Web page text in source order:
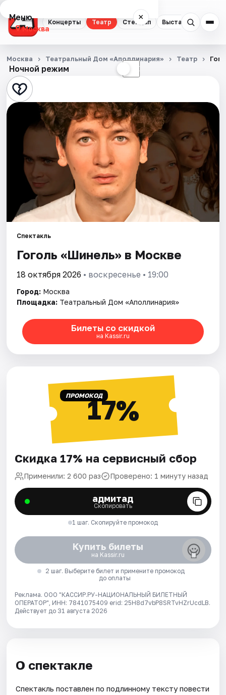
Концерты Театр Стендап Выставки
Меню ×
Москва
Концерты
Театр
Стендап
Выставки
Экскурсии
Спорт
События
Города
Площадки
Артисты
Рейтинги
Ночной режим ☾
Москва Театральный Дом «Аполлинария» Театр
Спектакль
Гоголь «Шинель» в Москве
18 октября 2026 • воскресенье • 19:00
Город: Москва
Площадка: Театральный Дом «Аполлинария»
Билеты со скидкой
на Kassir.ru
ПРОМОКОД17%
Скидка 17% на сервисный сбор
Применили: 2 600 раз Проверено: 1 минуту назад
адмитад
Скопировать
1 шаг. Скопируйте промокод
Купить билеты
на Kassir.ru
2 шаг. Выберите билет и примените промокод
до оплаты
Реклама. ООО "КАССИР.РУ-НАЦИОНАЛЬНЫЙ БИЛЕТНЫЙ
ОПЕРАТОР", ИНН: 7841075409 erid: 25H8d7vbP8SRTvHZrUcdLB.
Действует до 31 августа 2026
О спектакле
Спектакль поставлен по подлинному тексту повести